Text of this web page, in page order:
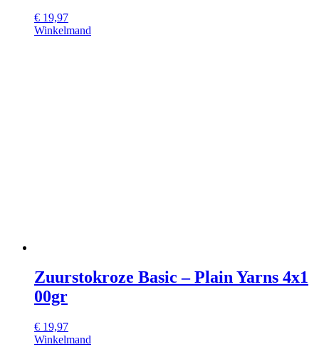
€ 19,97
Winkelmand
Zuurstokroze Basic – Plain Yarns 4x1
00gr
€ 19,97
Winkelmand